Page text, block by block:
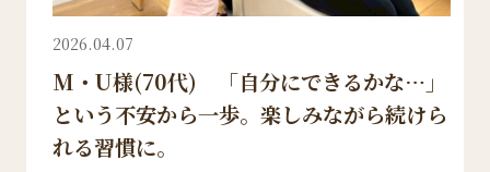
2026.04.07
M・U様(70代) 「自分にできるかな…」
という不安から一歩。楽しみながら続けら
れる習慣に。